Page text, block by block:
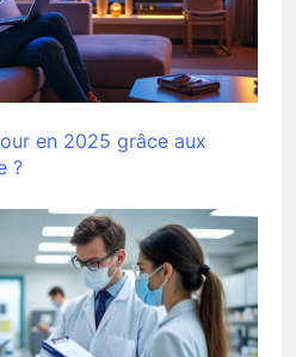
en 2025 grâce aux
?